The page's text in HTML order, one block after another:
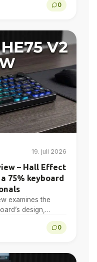
0
19. juli 2026
– Hall Effect
75% keyboard
examines the
design,
8K polling,
connectivity. 0